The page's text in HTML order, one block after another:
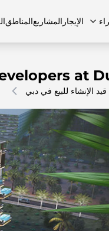
البنتهاوس
الإيجار المشاريعالمناطق
فريقنا
at
الإنشاء للبيع في دبي